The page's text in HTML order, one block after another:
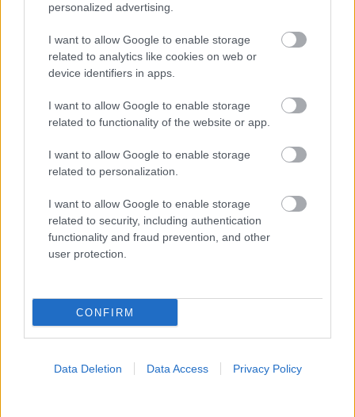
personalized advertising.
I want to allow Google to enable storage
related to analytics like cookies on web or
device identifiers in apps.
I want to allow Google to enable storage
related to functionality of the website or app.
I want to allow Google to enable storage
related to personalization.
I want to allow Google to enable storage
related to security, including authentication
functionality and fraud prevention, and other
user protection.
CONFIRM
Data Deletion Data Access Privacy Policy
ΜΠΕΙΤΕ ΣΤΗ ΣΥΖΗΤΗΣΗ